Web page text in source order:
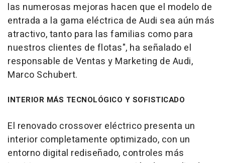
las numerosas mejoras hacen que el modelo de
entrada a la gama eléctrica de Audi sea aún más
atractivo, tanto para las familias como para
nuestros clientes de flotas", ha señalado el
responsable de Ventas y Marketing de Audi,
Marco Schubert.
INTERIOR MÁS TECNOLÓGICO Y SOFISTICADO
El renovado crossover eléctrico presenta un
interior completamente optimizado, con un
entorno digital rediseñado, controles más